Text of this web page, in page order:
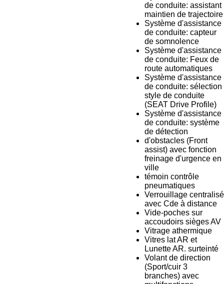
de conduite: assistant
maintien de trajectoire
Système d'assistance
de conduite: capteur
de somnolence
Système d'assistance
de conduite: Feux de
route automatiques
Système d'assistance
de conduite: sélection
style de conduite
(SEAT Drive Profile)
Système d'assistance
de conduite: système
de détection
d'obstacles (Front
assist) avec fonction
freinage d'urgence en
ville
témoin contrôle
pneumatiques
Verrouillage centralisé
avec Cde à distance
Vide-poches sur
accoudoirs sièges AV
Vitrage athermique
Vitres lat AR et
Lunette AR. surteinté
Volant de direction
(Sport/cuir 3
branches) avec